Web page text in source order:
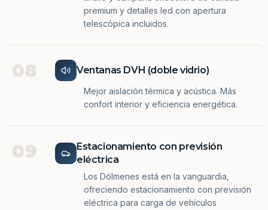
premium y detalles led con apertura
telescópica incluidos.
08 Ventanas DVH (doble vidrio)
Mejor aislación térmica y acústica. Más
confort interior y eficiencia energética.
09
Estacionamiento con previsión
eléctrica
Los Dólmenes está en la vanguardia,
ofreciendo estacionamiento con previsión
eléctrica para carga de vehículos